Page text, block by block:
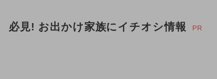
必見! お出かけ家族にイチオシ情報 PR